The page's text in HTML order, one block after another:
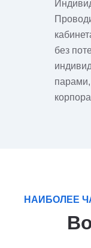
без
НАИБОЛЕЕ